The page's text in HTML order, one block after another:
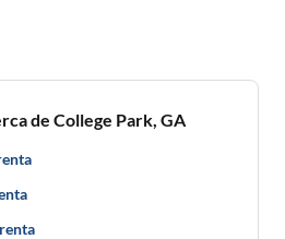
de College Park, GA